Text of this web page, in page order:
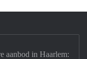
aanbod in Haarlem: